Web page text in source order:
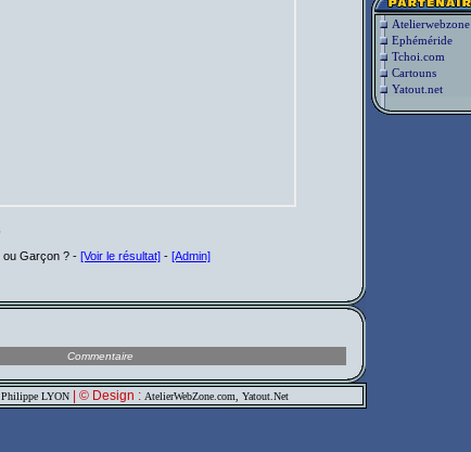
ou Garçon ? - [Voir le résultat] - [Admin]
Commentaire
Philippe LYON | © Design : AtelierWebZone.com , Yatout.Net
Atelierwebzone
Ephéméride
Tchoi.com
Cartouns
Yatout.net